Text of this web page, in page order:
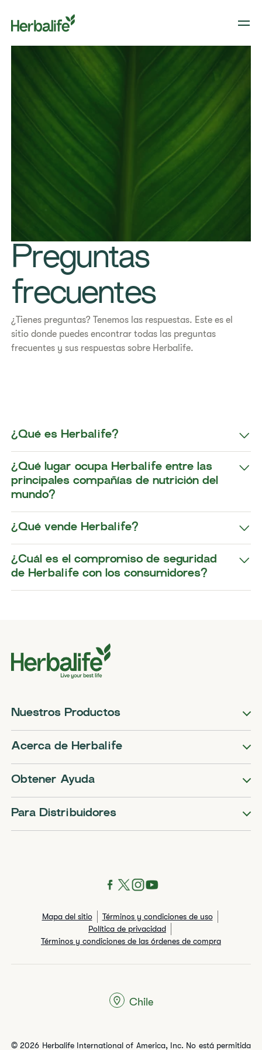
Preguntas
frecuentes
​​¿Tienes preguntas? Tenemos las respuestas. Este es el
sitio donde puedes encontrar todas las preguntas
frecuentes y sus respuestas sobre Herbalife. ​​
¿Qué es Herbalife?
¿Qué lugar ocupa Herbalife entre las
principales compañías de nutrición del
mundo?
¿Qué vende Herbalife?
¿Cuál es el compromiso de seguridad
de Herbalife con los consumidores?
Nuestros Productos
Acerca de Herbalife
Obtener Ayuda
Para Distribuidores
Mapa del sitio
Términos y condiciones de uso
Política de privacidad
Términos y condiciones de las órdenes de compra
© 2026 Herbalife International of America, Inc. No está permitida
Chile